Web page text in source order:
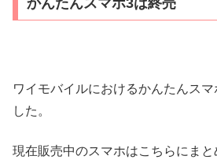
ワイモバイルにおけるかんたんス
した。
現在販売中のスマホはこちらにまと